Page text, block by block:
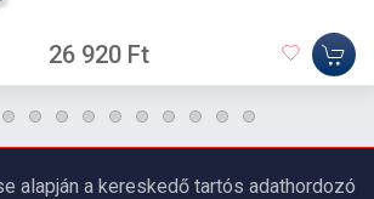
26 920 Ft
alapján a kereskedő tartós adathordozó